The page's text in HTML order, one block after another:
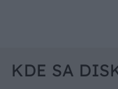
KDE SA